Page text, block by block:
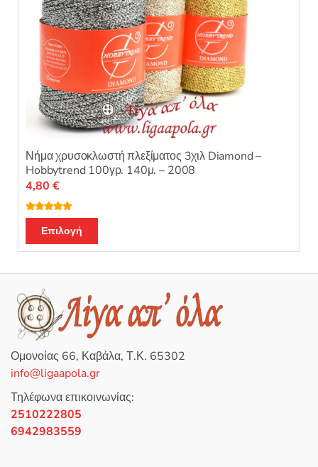
προϊόντος
Νήμα χρυσοκλωστή πλεξίματος 3χιλ Diamond –
Hobbytrend 100γρ. 140μ. – 2008
Βαθμολογή
θηκε με5.00
από 5
4,80 €
Επιλογή
το
έχει
παραλλαγές.
Οι
μπορούν
να
επιλεγούν
Ομονοίας 66, Καβάλα, Τ.Κ. 65302
info@ligaapola.gr
Τηλέφωνα επικοινωνίας:
2510222805
6942983559